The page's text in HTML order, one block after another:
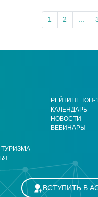
1 2
РЕЙТИНГ ТОП-
КАЛЕНДАРЬ
НОВОСТИ
ВЕБИНАРЫ
ВСТУПИТЬ В